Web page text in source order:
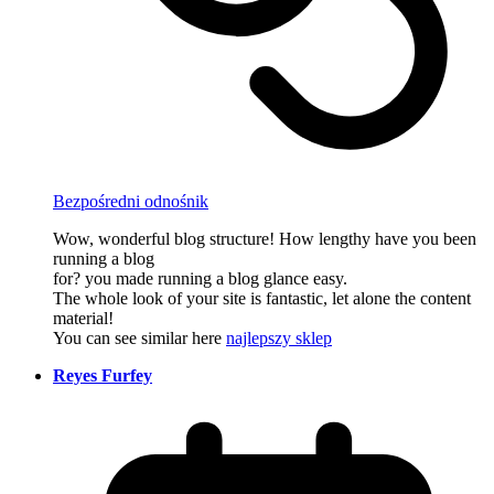
Bezpośredni odnośnik
Wow, wonderful blog structure! How lengthy have you been
running a blog
for? you made running a blog glance easy.
The whole look of your site is fantastic, let alone the content
material!
You can see similar here najlepszy sklep
Reyes Furfey